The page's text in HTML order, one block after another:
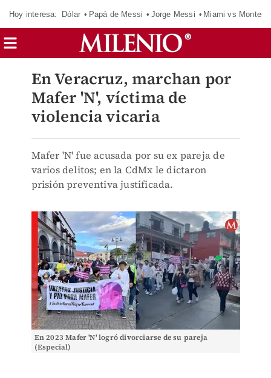
Hoy interesa: Dólar Papá de Messi Jorge Messi Miami vs
En Veracruz, marchan por
Mafer 'N', víctima de
violencia vicaria
Mafer 'N' fue acusada por su ex pareja de
varios delitos; en la CdMx le dictaron
prisión preventiva justificada.
En 2023 Mafer 'N' logró divorciarse de su pareja
(Especial)